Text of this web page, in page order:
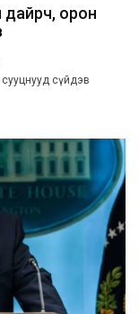
дайрч, орон
сүйдэв